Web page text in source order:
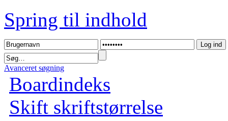
Spring til indhold
Avanceret søgning
Boardindeks
Skift skriftstørrelse